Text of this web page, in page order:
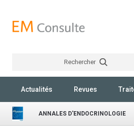
Rechercher
Actualités Revues
ANNALES D'ENDOCRINOLOGIE